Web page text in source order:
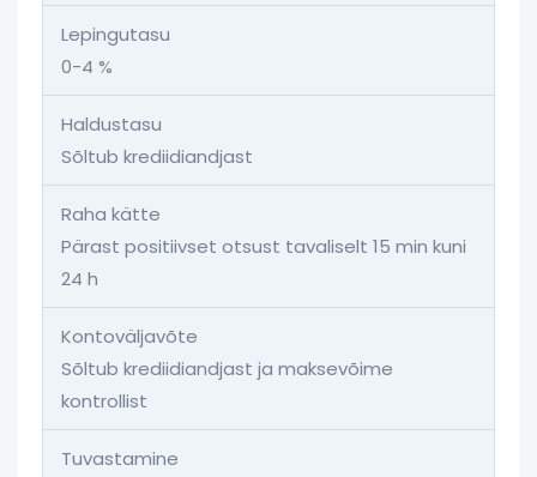
Lepingutasu
0-4 %
Haldustasu
Sõltub krediidiandjast
Raha kätte
Pärast positiivset otsust tavaliselt 15 min kuni
24 h
Kontoväljavõte
Sõltub krediidiandjast ja maksevõime
kontrollist
Tuvastamine